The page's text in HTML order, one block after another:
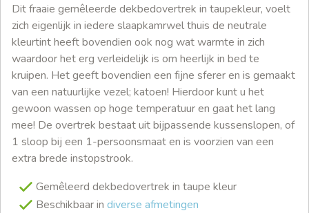
Dit fraaie gemêleerde dekbedovertrek in taupekleur, voelt
zich eigenlijk in iedere slaapkamrwel thuis de neutrale
kleurtint heeft bovendien ook nog wat warmte in zich
waardoor het erg verleidelijk is om heerlijk in bed te
kruipen. Het geeft bovendien een fijne sferer en is gemaakt
van een natuurlijke vezel; katoen! Hierdoor kunt u het
gewoon wassen op hoge temperatuur en gaat het lang
mee! De overtrek bestaat uit bijpassende kussenslopen, of
1 sloop bij een 1-persoonsmaat en is voorzien van een
extra brede instopstrook.
Gemêleerd dekbedovertrek in taupe kleur
Beschikbaar in diverse afmetingen